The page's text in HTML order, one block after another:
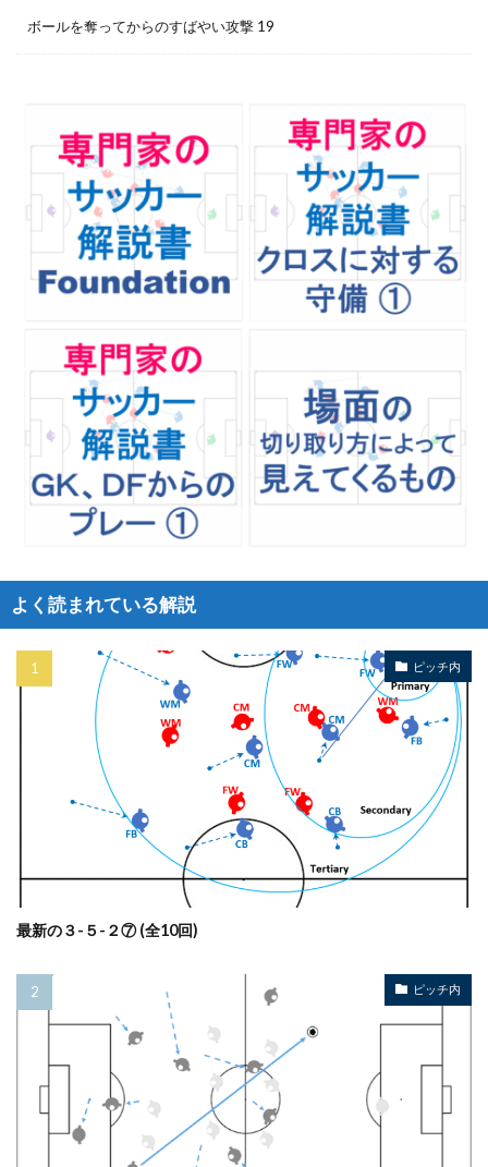
ボールを奪ってからのすばやい攻撃 19
よく読まれている解説
ピッチ内
最新の３-５-２⑦ (全10回)
ピッチ内